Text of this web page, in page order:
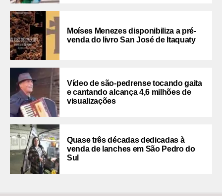
Moíses Menezes disponibiliza a pré-
venda do livro San José de Itaquaty
Vídeo de são-pedrense tocando gaita
e cantando alcança 4,6 milhões de
visualizações
Quase três décadas dedicadas à
venda de lanches em São Pedro do
Sul